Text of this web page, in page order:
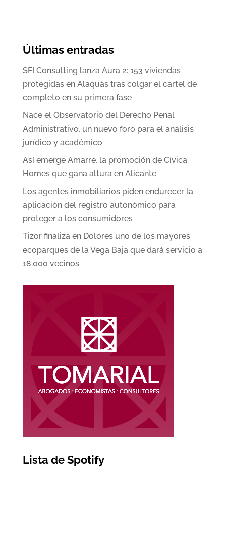
Últimas entradas
SFI Consulting lanza Aura 2: 153 viviendas
protegidas en Alaquàs tras colgar el cartel de
completo en su primera fase
Nace el Observatorio del Derecho Penal
Administrativo, un nuevo foro para el análisis
jurídico y académico
Así emerge Amarre, la promoción de Cívica
Homes que gana altura en Alicante
Los agentes inmobiliarios piden endurecer la
aplicación del registro autonómico para
proteger a los consumidores
Tizor finaliza en Dolores uno de los mayores
ecoparques de la Vega Baja que dará servicio a
18.000 vecinos
Lista de Spotify